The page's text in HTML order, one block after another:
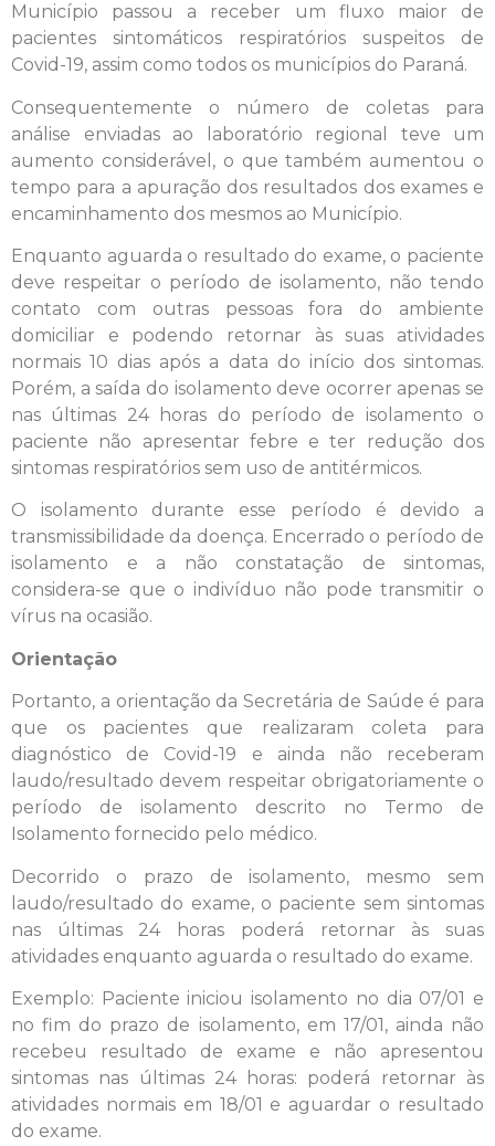
Município passou a receber um fluxo maior de
pacientes sintomáticos respiratórios suspeitos de
Covid-19, assim como todos os municípios do Paraná.
Consequentemente o número de coletas para
análise enviadas ao laboratório regional teve um
aumento considerável, o que também aumentou o
tempo para a apuração dos resultados dos exames e
encaminhamento dos mesmos ao Município.
Enquanto aguarda o resultado do exame, o paciente
deve respeitar o período de isolamento, não tendo
contato com outras pessoas fora do ambiente
domiciliar e podendo retornar às suas atividades
normais 10 dias após a data do início dos sintomas.
Porém, a saída do isolamento deve ocorrer apenas se
nas últimas 24 horas do período de isolamento o
paciente não apresentar febre e ter redução dos
sintomas respiratórios sem uso de antitérmicos.
O isolamento durante esse período é devido a
transmissibilidade da doença. Encerrado o período de
isolamento e a não constatação de sintomas,
considera-se que o indivíduo não pode transmitir o
vírus na ocasião.
Orientação
Portanto, a orientação da Secretária de Saúde é para
que os pacientes que realizaram coleta para
diagnóstico de Covid-19 e ainda não receberam
laudo/resultado devem respeitar obrigatoriamente o
período de isolamento descrito no Termo de
Isolamento fornecido pelo médico.
Decorrido o prazo de isolamento, mesmo sem
laudo/resultado do exame, o paciente sem sintomas
nas últimas 24 horas poderá retornar às suas
atividades enquanto aguarda o resultado do exame.
Exemplo: Paciente iniciou isolamento no dia 07/01 e
no fim do prazo de isolamento, em 17/01, ainda não
recebeu resultado de exame e não apresentou
sintomas nas últimas 24 horas: poderá retornar às
atividades normais em 18/01 e aguardar o resultado
do exame.